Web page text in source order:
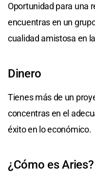
Oportunidad para una
encuentras en un
cualidad amistosa en
Dinero
Tienes más de un
concentras en el
éxito en lo económico.
¿Cómo es Aries?